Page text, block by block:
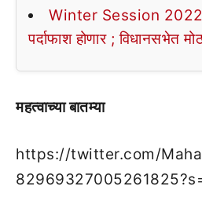
Winter Session 2022 |
पर्दाफाश होणार ; विधानसभेत
महत्वाच्या बातम्या
https://twitter.com/